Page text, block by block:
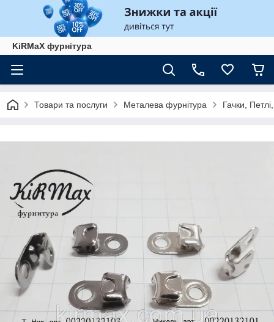
KiRMaХ фурнітура
Товари та послуги Металева фурнітура Гачки,